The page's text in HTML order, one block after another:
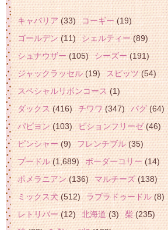
キャバリア(33) コーギー(19)
ゴールデン(11) シェルティー(89)
シュナウザー(105) シーズー(191)
ジャックラッセル(19) スピッツ(54)
スペシャルリボンコース(1)
ダックス(416) チワワ(347) パグ(64)
パピヨン(103) ビションフリーゼ(46)
ピンシャー(9) フレンチブル(35)
プードル(1,689) ボーダーコリー(14)
ポメラニアン(136) マルチーズ(138)
ミックス犬(512) ラブラドゥードル(8)
レトリバー(12) 北海道(3) 柴(235)